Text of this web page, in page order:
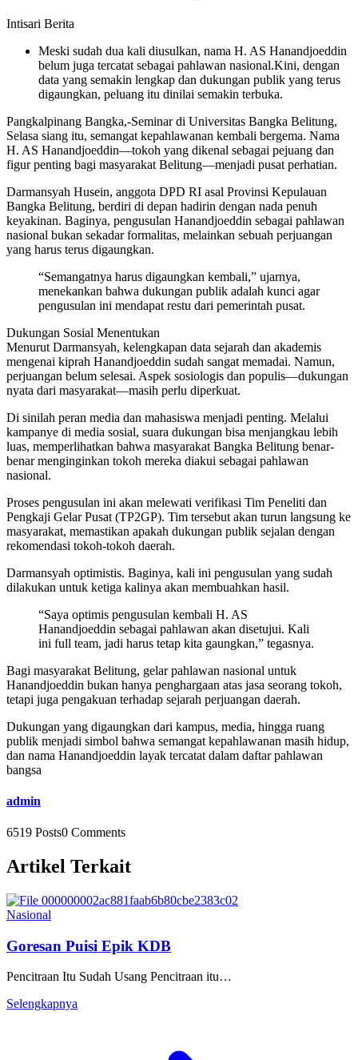
Intisari Berita
Meski sudah dua kali diusulkan, nama H. AS Hanandjoeddin
belum juga tercatat sebagai pahlawan nasional.Kini, dengan
data yang semakin lengkap dan dukungan publik yang terus
digaungkan, peluang itu dinilai semakin terbuka.
Pangkalpinang Bangka,-Seminar di Universitas Bangka Belitung,
Selasa siang itu, semangat kepahlawanan kembali bergema. Nama
H. AS Hanandjoeddin—tokoh yang dikenal sebagai pejuang dan
figur penting bagi masyarakat Belitung—menjadi pusat perhatian.
Darmansyah Husein, anggota DPD RI asal Provinsi Kepulauan
Bangka Belitung, berdiri di depan hadirin dengan nada penuh
keyakinan. Baginya, pengusulan Hanandjoeddin sebagai pahlawan
nasional bukan sekadar formalitas, melainkan sebuah perjuangan
yang harus terus digaungkan.
“Semangatnya harus digaungkan kembali,” ujarnya,
menekankan bahwa dukungan publik adalah kunci agar
pengusulan ini mendapat restu dari pemerintah pusat.
Dukungan Sosial Menentukan
Menurut Darmansyah, kelengkapan data sejarah dan akademis
mengenai kiprah Hanandjoeddin sudah sangat memadai. Namun,
perjuangan belum selesai. Aspek sosiologis dan populis—dukungan
nyata dari masyarakat—masih perlu diperkuat.
Di sinilah peran media dan mahasiswa menjadi penting. Melalui
kampanye di media sosial, suara dukungan bisa menjangkau lebih
luas, memperlihatkan bahwa masyarakat Bangka Belitung benar-
benar menginginkan tokoh mereka diakui sebagai pahlawan
nasional.
Proses pengusulan ini akan melewati verifikasi Tim Peneliti dan
Pengkaji Gelar Pusat (TP2GP). Tim tersebut akan turun langsung ke
masyarakat, memastikan apakah dukungan publik sejalan dengan
rekomendasi tokoh-tokoh daerah.
Darmansyah optimistis. Baginya, kali ini pengusulan yang sudah
dilakukan untuk ketiga kalinya akan membuahkan hasil.
“Saya optimis pengusulan kembali H. AS
Hanandjoeddin sebagai pahlawan akan disetujui. Kali
ini full team, jadi harus tetap kita gaungkan,” tegasnya.
Bagi masyarakat Belitung, gelar pahlawan nasional untuk
Hanandjoeddin bukan hanya penghargaan atas jasa seorang tokoh,
tetapi juga pengakuan terhadap sejarah perjuangan daerah.
Dukungan yang digaungkan dari kampus, media, hingga ruang
publik menjadi simbol bahwa semangat kepahlawanan masih hidup,
dan nama Hanandjoeddin layak tercatat dalam daftar pahlawan
bangsa
admin
6519 Posts0 Comments
Artikel Terkait
Nasional
Goresan Puisi Epik KDB
Pencitraan Itu Sudah Usang Pencitraan itu…
Selengkapnya